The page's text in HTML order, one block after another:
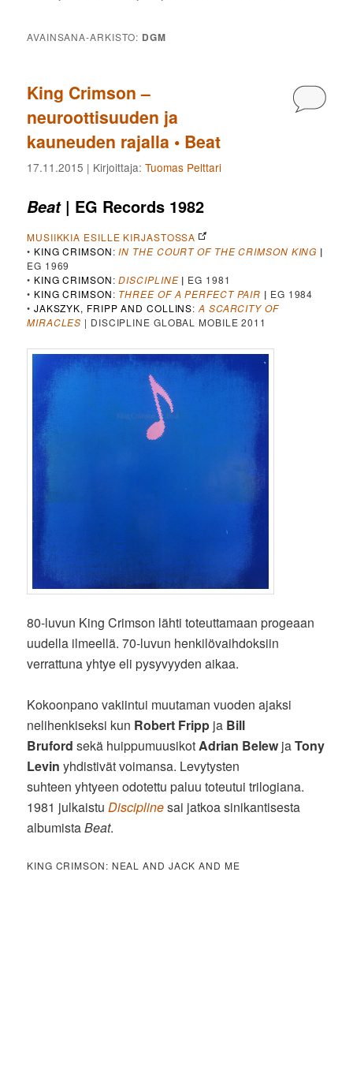
AVAINSANA-ARKISTO: DGM
King Crimson –
neuroottisuuden ja
kauneuden rajalla • Beat
17.11.2015 | Kirjoittaja:Tuomas Pelttari
Beat| EG Records 1982
MUSIIKKIA ESILLE KIRJASTOSSA
• KING CRIMSON:IN THE COURT OF THE CRIMSON KING |
EG 1969
• KING CRIMSON:DISCIPLINE | EG 1981
• KING CRIMSON: THREE OF A PERFECT PAIR | EG 1984
• JAKSZYK, FRIPP AND COLLINS:A SCARCITY OF
MIRACLES | DISCIPLINE GLOBAL MOBILE 2011
80-luvun King Crimson lähti toteuttamaan progeaan
uudella ilmeellä. 70-luvun henkilövaihdoksiin
verrattuna yhtye eli pysyvyyden aikaa.
Kokoonpano vakiintui muutaman vuoden ajaksi
nelihenkiseksi kun Robert Fripp ja Bill
Bruford sekä huippumuusikotAdrian Belew jaTony
Levinyhdistivät voimansa. Levytysten
suhteen yhtyeen odotettu paluu toteutui trilogiana.
1981 julkaistuDisciplinesai jatkoa sinikantisesta
albumistaBeat.
KING CRIMSON: NEAL AND JACK AND ME